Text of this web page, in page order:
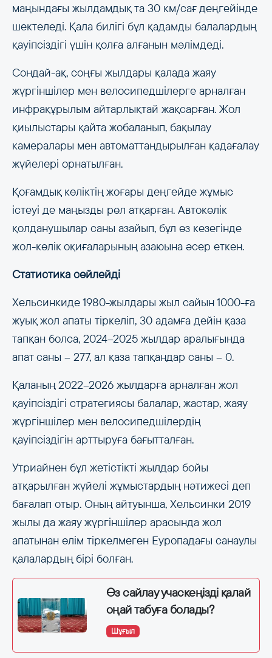
маңындағы жылдамдық та 30 км/сағ деңгейінде
шектеледі. Қала билігі бұл қадамды балалардың
қауіпсіздігі үшін қолға алғанын мәлімдеді.
Сондай-ақ, соңғы жылдары қалада жаяу
жүргіншілер мен велосипедшілерге арналған
инфрақұрылым айтарлықтай жақсарған. Жол
қиылыстары қайта жобаланып, бақылау
камералары мен автоматтандырылған қадағалау
жүйелері орнатылған.
Қоғамдық көліктің жоғары деңгейде жұмыс
істеуі де маңызды рөл атқарған. Автокөлік
қолданушылар саны азайып, бұл өз кезегінде
жол-көлік оқиғаларының азаюына әсер еткен.
Статистика сөйлейді
Хельсинкиде 1980-жылдары жыл сайын 1000-ға
жуық жол апаты тіркеліп, 30 адамға дейін қаза
тапқан болса, 2024–2025 жылдар аралығында
апат саны – 277, ал қаза тапқандар саны – 0.
Қаланың 2022–2026 жылдарға арналған жол
қауіпсіздігі стратегиясы балалар, жастар, жаяу
жүргіншілер мен велосипедшілердің
қауіпсіздігін арттыруға бағытталған.
Утриайнен бұл жетістікті жылдар бойы
атқарылған жүйелі жұмыстардың нәтижесі деп
бағалап отыр. Оның айтуынша, Хельсинки 2019
жылы да жаяу жүргіншілер арасында жол
апатынан өлім тіркелмеген Еуропадағы санаулы
қалалардың бірі болған.
Өз сайлау учаскеңізді қалай
оңай табуға болады?
Шұғыл